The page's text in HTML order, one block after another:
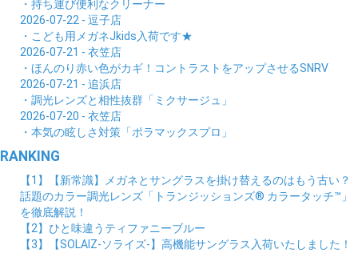
・持ち運び便利なクリーナー
2026-07-22 - 逗子店
・こども用メガネJkids入荷です★
2026-07-21 - 衣笠店
・ほんのり赤い色がカギ！コントラストをアップさせるSNRV
2026-07-21 - 追浜店
・調光レンズと相性抜群「ミクサージュ」
2026-07-20 - 衣笠店
・本気の眩しさ対策「ポラマックスプロ」
RANKING
【1】【新常識】メガネとサングラスを掛け替えるのはもう古い？
話題のカラー調光レンズ「トランジッションズ® カラータッチ™」
を徹底解説！
【2】ひと味違うティファニーブルー
【3】【SOLAIZ-ソライズ-】高機能サングラス入荷いたしました！